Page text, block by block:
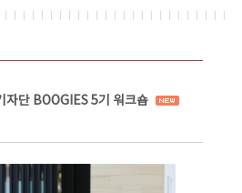
자단 BOOGIES 5기 워크숍